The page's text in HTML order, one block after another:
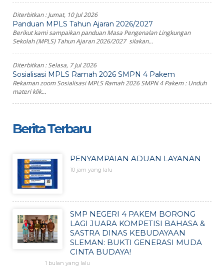
Diterbitkan :Jumat, 10 Jul 2026
Panduan MPLS Tahun Ajaran 2026/2027
Berikut kami sampaikan panduan Masa Pengenalan Lingkungan
Sekolah (MPLS) Tahun Ajaran 2026/2027 silakan...
Diterbitkan :Selasa, 7 Jul 2026
Sosialisasi MPLS Ramah 2026 SMPN 4 Pakem
Rekaman zoom Sosialisasi MPLS Ramah 2026 SMPN 4 Pakem : Unduh
materi klik...
Berita Terbaru
PENYAMPAIAN ADUAN LAYANAN
10 jam yang lalu
SMP NEGERI 4 PAKEM BORONG
LAGI JUARA KOMPETISI BAHASA &
SASTRA DINAS KEBUDAYAAN
SLEMAN: BUKTI GENERASI MUDA
CINTA BUDAYA!
1 bulan yang lalu